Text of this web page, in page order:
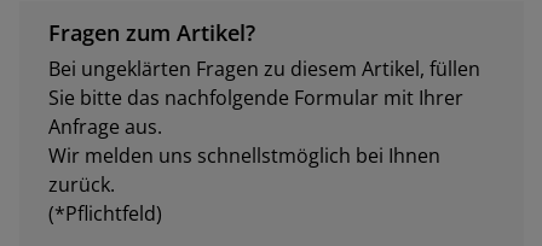
Fragen zum Artikel?
Bei ungeklärten Fragen zu diesem Artikel, füllen
Sie bitte das nachfolgende Formular mit Ihrer
Anfrage aus.
Wir melden uns schnellstmöglich bei Ihnen
zurück.
(*Pflichtfeld)